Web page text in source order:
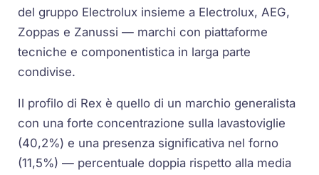
del gruppo Electrolux insieme a Electrolux, AEG,
Zoppas e Zanussi — marchi con piattaforme
tecniche e componentistica in larga parte
condivise.
Il profilo di Rex è quello di un marchio generalista
con una forte concentrazione sulla lavastoviglie
(40,2%) e una presenza significativa nel forno
(11,5%) — percentuale doppia rispetto alla media